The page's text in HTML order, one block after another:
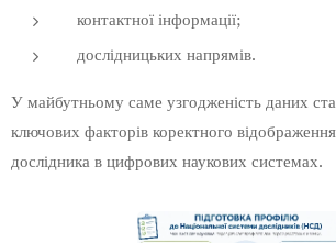
контактної інформації;
дослідницьких напрямів.
У майбутньому саме узгодженість даних
ключових факторів коректного
дослідника в цифрових наукових системах.